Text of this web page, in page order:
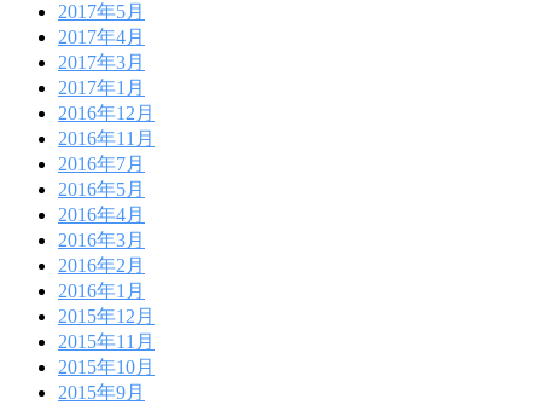
2017年5月
2017年4月
2017年3月
2017年1月
2016年12月
2016年11月
2016年7月
2016年5月
2016年4月
2016年3月
2016年2月
2016年1月
2015年12月
2015年11月
2015年10月
2015年9月